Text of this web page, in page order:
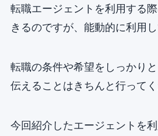
転職エージェントを利用する
きるのですが、能動的に利用し
転職の条件や希望をしっかり
伝えることはきちんと行ってく
今回紹介したエージェントを